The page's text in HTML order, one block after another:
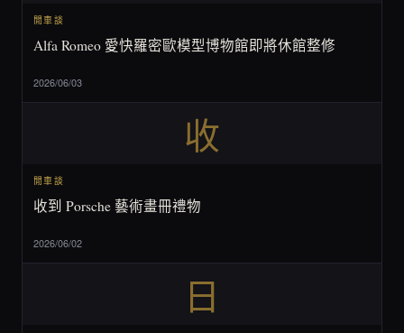
閒車談
Alfa Romeo 愛快羅密歐模型博物館即將休館整修
2026/06/03
收
閒車談
收到 Porsche 藝術畫冊禮物
2026/06/02
日